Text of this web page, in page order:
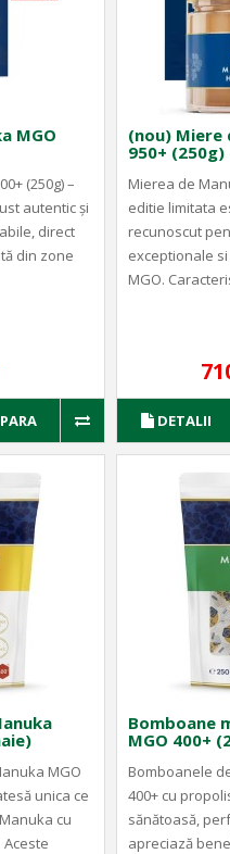
MGO
(250g) –
autentic și
direct
din zone
(nou) Miere
950+
Mierea de
editie limitata
recunoscut
exceptionale
MGO.
DETALII
MGO
unica ce
cu
Bomboane
MGO 400+
Bomboanele
400+ cu
sănătoasă,
apreciază